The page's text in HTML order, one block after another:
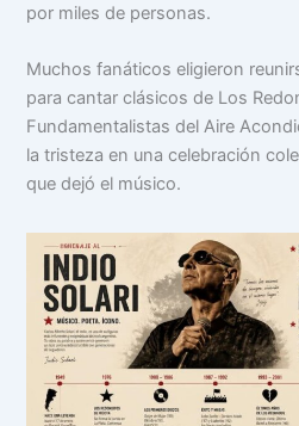
por miles de personas.
Muchos fanáticos eligieron
para cantar clásicos de Los
Fundamentalistas del Aire
la tristeza en una celebración
que dejó el músico.